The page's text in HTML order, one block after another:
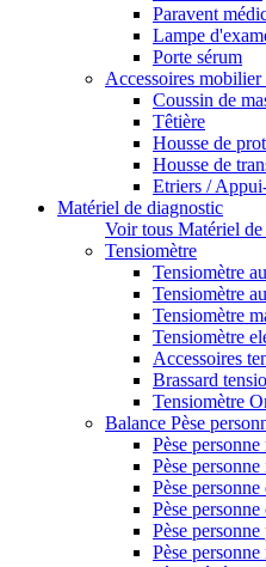
Paravent
Lampe
Porte sérum
Accessoires mobilier
Coussin de
Têtière
Housse de
Housse de
Etriers /
Matériel de diagnostic
Voir tous Matériel
Tensiomètre
Tensiomètre
Tensiomètre
Tensiomètre
Tensiomètre
Accessoires
Brassard
Tensiomètre
Balance Pèse
Pèse
Pèse
Pèse
Pèse
Pèse
Pèse